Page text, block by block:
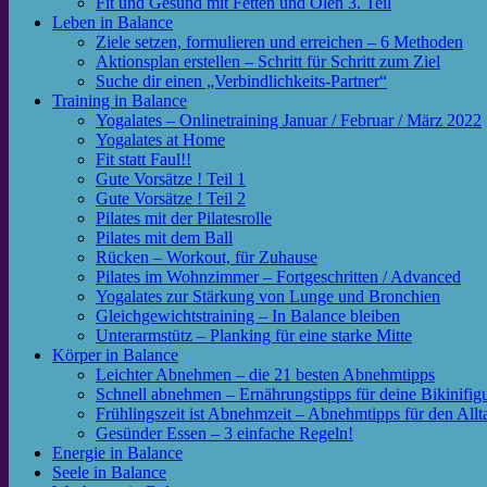
Leben in Balance
Ziele setzen, formulieren und erreichen – 6 Methoden
Aktionsplan erstellen – Schritt für Schritt zum Ziel
Suche dir einen „Verbindlichkeits-Partner“
Training in Balance
Yogalates – Onlinetraining Januar / Februar / März 2022
Yogalates at Home
Fit statt Faul!!
Gute Vorsätze ! Teil 1
Gute Vorsätze ! Teil 2
Pilates mit der Pilatesrolle
Pilates mit dem Ball
Rücken – Workout, für Zuhause
Pilates im Wohnzimmer – Fortgeschritten / Advanced
Yogalates zur Stärkung von Lunge und Bronchien
Gleichgewichtstraining – In Balance bleiben
Unterarmstütz – Planking für eine starke Mitte
Körper in Balance
Leichter Abnehmen – die 21 besten Abnehmtipps
Schnell abnehmen – Ernährungstipps für deine
Frühlingszeit ist Abnehmzeit – Abnehmtipps für den
Gesünder Essen – 3 einfache Regeln!
Energie in Balance
Seele in Balance